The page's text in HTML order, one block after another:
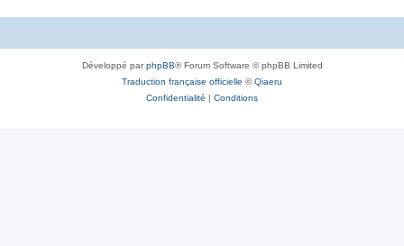
Développé parphpBB® Forum Software © phpBB Limited
Traduction française officielle ©Qiaeru
Confidentialité | Conditions